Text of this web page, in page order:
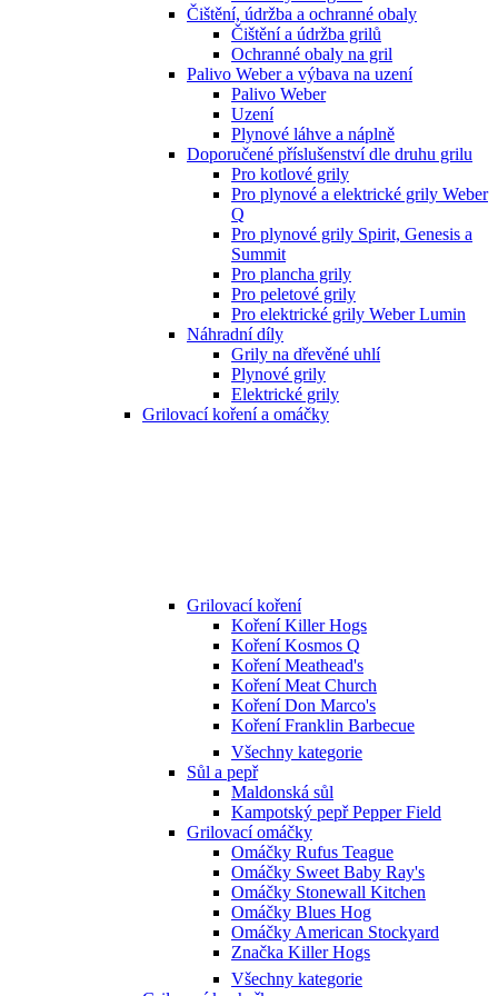
Čištění, údržba a ochranné obaly
Čištění a údržba grilů
Ochranné obaly na gril
Palivo Weber a výbava na uzení
Palivo Weber
Uzení
Plynové láhve a náplně
Doporučené příslušenství dle druhu grilu
Pro kotlové grily
Pro plynové a elektrické grily Weber
Q
Pro plynové grily Spirit, Genesis a
Summit
Pro plancha grily
Pro peletové grily
Pro elektrické grily Weber Lumin
Náhradní díly
Grily na dřevěné uhlí
Plynové grily
Elektrické grily
Grilovací koření a omáčky
Grilovací koření
Koření Killer Hogs
Koření Kosmos Q
Koření Meathead's
Koření Meat Church
Koření Don Marco's
Koření Franklin Barbecue
Všechny kategorie
Sůl a pepř
Maldonská sůl
Kampotský pepř Pepper Field
Grilovací omáčky
Omáčky Rufus Teague
Omáčky Sweet Baby Ray's
Omáčky Stonewall Kitchen
Omáčky Blues Hog
Omáčky American Stockyard
Značka Killer Hogs
Všechny kategorie